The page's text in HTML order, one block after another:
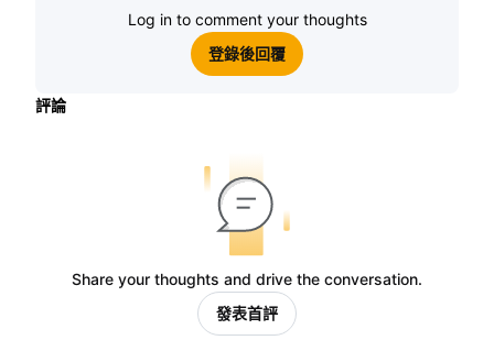
Log in to comment your thoughts
登錄後回覆
評論
Share your thoughts and drive the conversation.
發表首評